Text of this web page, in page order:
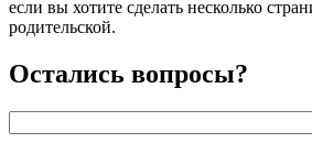
если вы хотите сделать несколько
родительской.
Остались вопросы?